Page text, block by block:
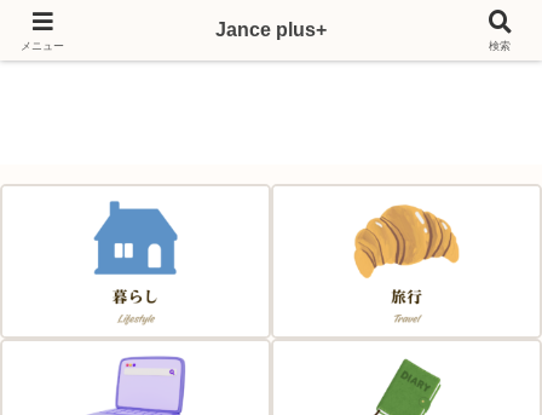
Japan & France & Chance～フランス移住応援サイト～
メニュー
Jance plus+
検索